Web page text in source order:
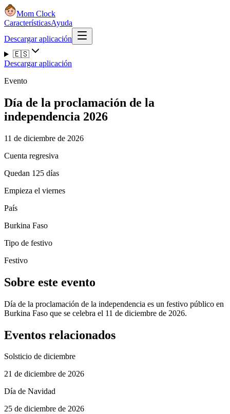
Mom Clock
CaracterísticasAyuda
Descargar aplicación
🇪🇸
Descargar aplicación
Evento
Día de la proclamación de la
independencia 2026
11 de diciembre de 2026
Cuenta regresiva
Quedan 125 días
Empieza el viernes
País
Burkina Faso
Tipo de festivo
Festivo
Sobre este evento
Día de la proclamación de la independencia es un festivo público en
Burkina Faso que se celebra el 11 de diciembre de 2026.
Eventos relacionados
Solsticio de diciembre
21 de diciembre de 2026
Día de Navidad
25 de diciembre de 2026